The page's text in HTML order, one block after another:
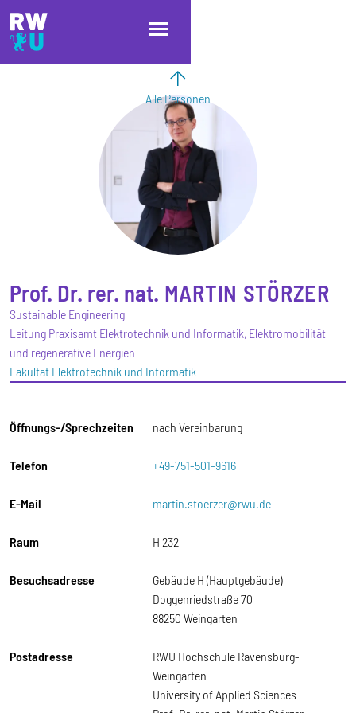
Direkt zum Inhalt
Direkt zur Hauptnavigation
Direkt zum Fußbereich
Alle Personen
Prof. Dr. rer. nat. MARTIN STÖRZER
Sustainable Engineering
Leitung Praxisamt Elektrotechnik und Informatik, Elektromobilität
und regenerative Energien
Fakultät Elektrotechnik und Informatik
Öffnungs-/Sprechzeiten nach Vereinbarung
Telefon +49-751-501-9616
E-Mail martin.stoerzer@rwu.de
Raum H 232
Besuchsadresse
Gebäude H (Hauptgebäude)
Doggenriedstraße 70
88250 Weingarten
Postadresse
RWU Hochschule Ravensburg-
Weingarten
University of Applied Sciences